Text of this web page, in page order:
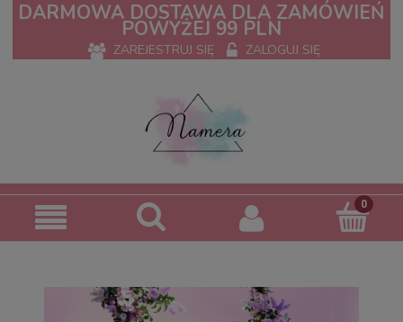
DARMOWA DOSTAWA DLA ZAMÓWIEŃ
POWYŻEJ 99 PLN
ZAREJESTRUJ SIĘ ZALOGUJ SIĘ